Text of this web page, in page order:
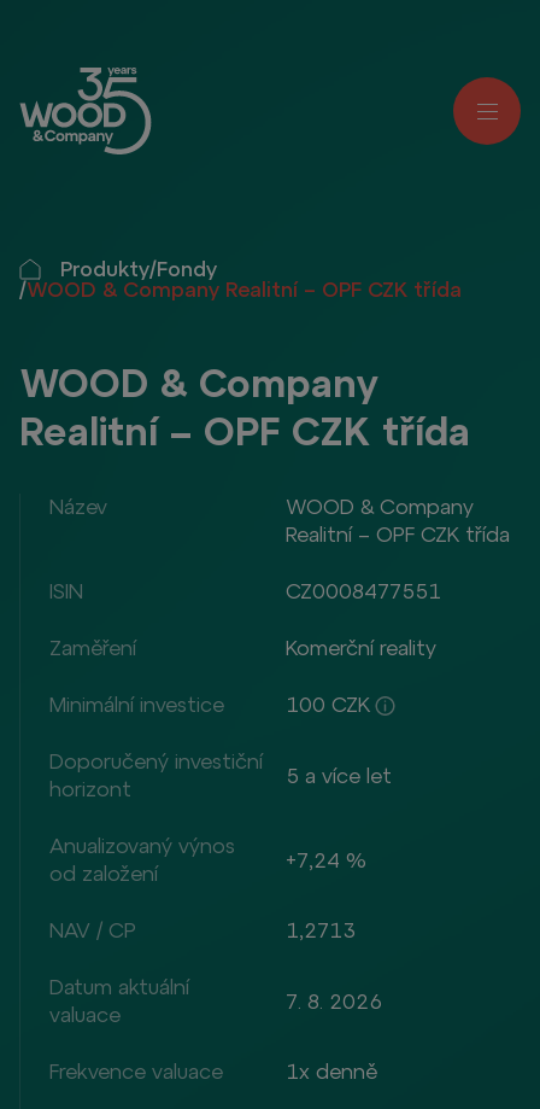
Produkty/Fondy
/WOOD & Company Realitní – OPF CZK třída
WOOD & Company
Realitní – OPF CZK třída
Název
WOOD & Company
Realitní – OPF CZK třída
ISIN CZ0008477551
Zaměření Komerční reality
Minimální investice 100 CZK
Doporučený investiční
horizont
5 a více let
Anualizovaný výnos
od založení
+7,24 %
NAV / CP 1,2713
Datum aktuální
valuace
7. 8. 2026
Frekvence valuace 1x denně